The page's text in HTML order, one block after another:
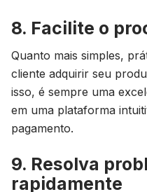
8. Facilite o
Quanto mais simples,
cliente adquirir seu
isso, é sempre uma
em uma plataforma
pagamento.
9. Resolva
rapidamente